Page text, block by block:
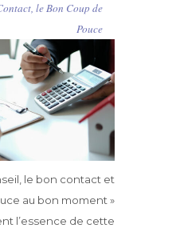
le Bon Coup de
Pouce
le bon contact et
au bon moment »
l’essence de cette